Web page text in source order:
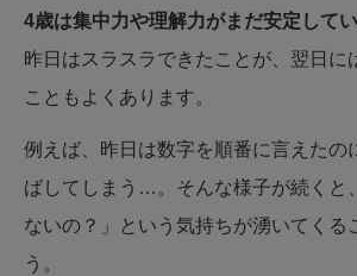
4歳は集中力や理解力がまだ安定して
昨日はスラスラできたことが、翌日に
こともよくあります。
例えば、昨日は数字を順番に言えたの
ばしてしまう…。そんな様子が続くと
ないの？」という気持ちが湧いてくる
う。